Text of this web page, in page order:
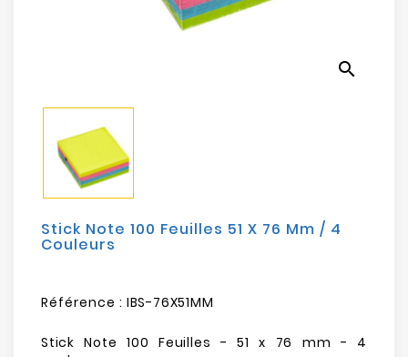
Sécurité
Mobilités
Loisirs
search
Stick Note 100 Feuilles 51 X 76 Mm / 4
Couleurs
Référence : IBS-76X51MM
Stick Note 100 Feuilles - 51 x 76 mm - 4